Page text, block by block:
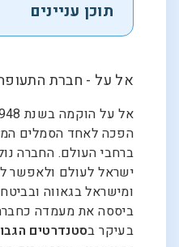
תוכן עניינים
אל על - חברת
הפכה לאחד הסמלים
ברחבי העולם. החברה
ישראל לעולם ולאפשר
ומישראל בגאווה
ביססה את מעמדה
בעיקר בסטנדרטים